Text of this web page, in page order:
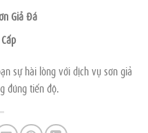
Giả Đá
sự hài lòng với dịch vụ sơn giả
đúng tiến độ.